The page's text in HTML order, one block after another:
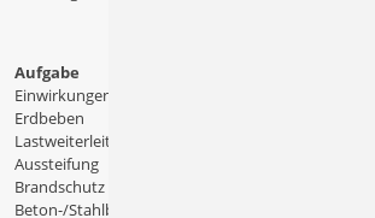
Aufgabe
Einwirkungen
Erdbeben
Lastweiterleitung
Aussteifung
Brandschutz
Beton-/Stahlbeton